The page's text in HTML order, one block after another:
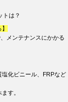
トは？
メンテナンスにかかる
化ビニール、FRPなど
す。